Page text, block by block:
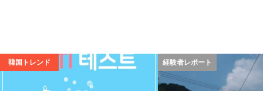
韓国トレンド 経験者レポート